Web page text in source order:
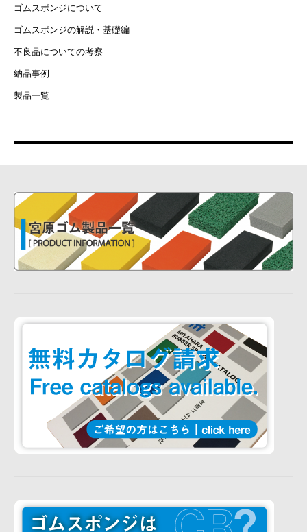
ゴムスポンジについて
ゴムスポンジの解説・基礎編
不良品についての考察
納品事例
製品一覧